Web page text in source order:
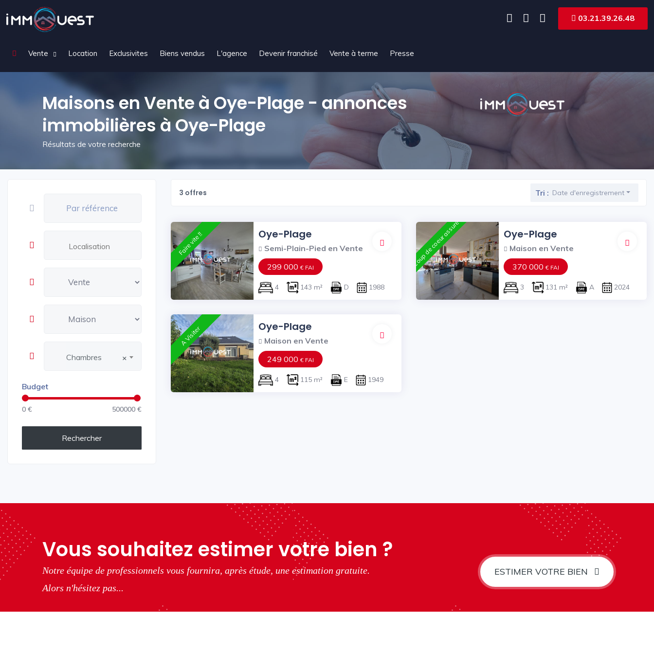
03.21.39.26.48
Vente Location Exclusivites Biens vendus L'agence Devenir franchisé Vente à terme Presse
Maisons en Vente à Oye-Plage - annonces
immobilières à Oye-Plage
Résultats de votre recherche
×
Chambres
Budget
0 € 500000 €
Rechercher
3 offres Tri : Date d'enregistrement
Faire vite !! Oye-Plage
Semi-Plain-Pied en Vente
299 000€ FAI
4 143 m² D 1988
Coup de coeur assuré Oye-Plage
Maison en Vente
370 000€ FAI
3 131 m² A 2024
A Visiter Oye-Plage
Maison en Vente
249 000€ FAI
4 115 m² E 1949
Vous souhaitez estimer votre bien ?
Notre équipe de professionnels vous fournira, après étude, une estimation gratuite.
Alors n'hésitez pas...
ESTIMER VOTRE BIEN